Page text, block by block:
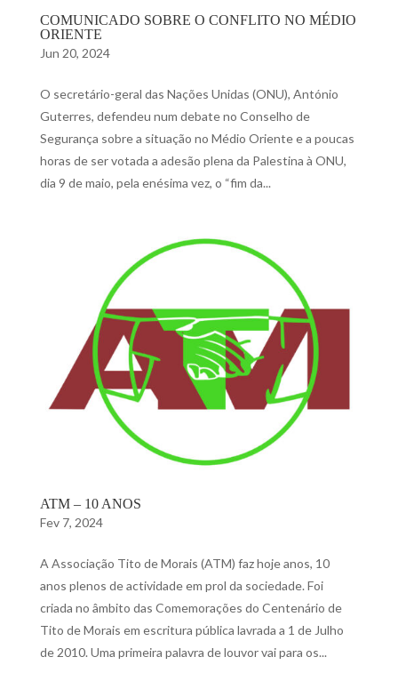
COMUNICADO SOBRE O CONFLITO NO MÉDIO
ORIENTE
Jun 20, 2024
O secretário-geral das Nações Unidas (ONU), António
Guterres, defendeu num debate no Conselho de
Segurança sobre a situação no Médio Oriente e a poucas
horas de ser votada a adesão plena da Palestina à ONU,
dia 9 de maio, pela enésima vez, o “fim da...
ATM – 10 ANOS
Fev 7, 2024
A Associação Tito de Morais (ATM) faz hoje anos, 10
anos plenos de actividade em prol da sociedade. Foi
criada no âmbito das Comemorações do Centenário de
Tito de Morais em escritura pública lavrada a 1 de Julho
de 2010. Uma primeira palavra de louvor vai para os...